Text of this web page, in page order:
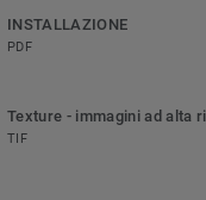
INSTALLAZIONE
PDF
Texture - immagini ad alta
TIF